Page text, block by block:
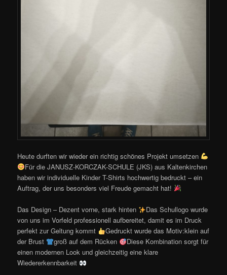
Heute durften wir wieder ein richtig schönes Projekt umsetzen
Für die JANUSZ-KORCZAK-SCHULE (JKS) aus Kaltenkirchen
haben wir individuelle Kinder T-Shirts hochwertig bedruckt – ein
Auftrag, der uns besonders viel Freude gemacht hat!
Das Design – Dezent vorne, stark hinten
Das Schullogo wurde
von uns im Vorfeld professionell aufbereitet, damit es im Druck
perfekt zur Geltung kommt
Gedruckt wurde das Motiv:klein auf
der Brust
groß auf dem Rücken
Diese Kombination sorgt für
einen modernen Look und gleichzeitig eine klare
Wiedererkennbarkeit